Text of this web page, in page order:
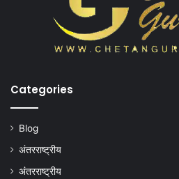
Categories
Blog
अंतरराष्ट्रीय
अंतरराष्ट्रीय